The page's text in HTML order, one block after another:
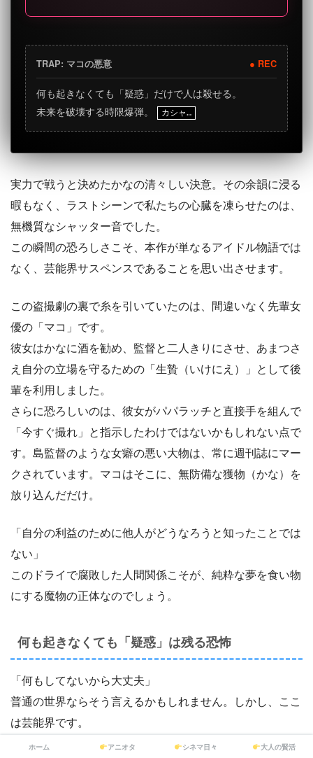
TRAP: マコの悪意 ● REC
何も起きなくても「疑惑」だけで人は殺せる。
未来を破壊する時限爆弾。
カシャ…
実力で戦うと決めたかなの清々しい決意。その余韻に浸る
暇もなく、ラストシーンで私たちの心臓を凍らせたのは、
無機質なシャッター音でした。
この瞬間の恐ろしさこそ、本作が単なるアイドル物語では
なく、芸能界サスペンスであることを思い出させます。
この盗撮劇の裏で糸を引いていたのは、間違いなく先輩女
優の「マコ」です。
彼女はかなに酒を勧め、監督と二人きりにさせ、あまつさ
え自分の立場を守るための「生贄（いけにえ）」として後
輩を利用しました。
さらに恐ろしいのは、彼女がパパラッチと直接手を組んで
「今すぐ撮れ」と指示したわけではないかもしれない点で
す。島監督のような女癖の悪い大物は、常に週刊誌にマー
クされています。マコはそこに、無防備な獲物（かな）を
放り込んだだけ。
「自分の利益のために他人がどうなろうと知ったことでは
ない」
このドライで腐敗した人間関係こそが、純粋な夢を食い物
にする魔物の正体なのでしょう。
何も起きなくても「疑惑」は残る恐怖
「何もしてないから大丈夫」
普通の世界ならそう言えるかもしれません。しかし、ここ
は芸能界です。
パパラッチのカメラに映るのは「真実」ではなく「切り取
ホーム アニオタ シネマ日々 大人の賢活